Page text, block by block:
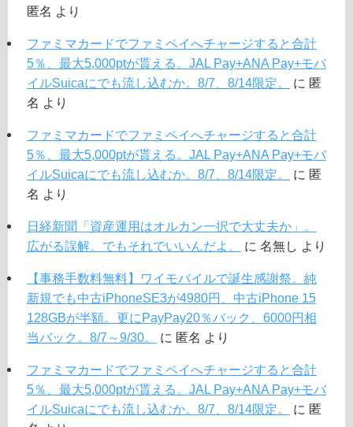
匿名 より
ファミマカードでファミペイへチャージすると合計
5％、最大5,000ptが貰える。JAL Pay+ANA Pay+モバ
イルSuicaにでも流し込むか。8/7、8/14限定。
に 匿
名 より
ファミマカードでファミペイへチャージすると合計
5％、最大5,000ptが貰える。JAL Pay+ANA Pay+モバ
イルSuicaにでも流し込むか。8/7、8/14限定。
に 匿
名 より
日経新聞「資産運用はオルカン一択で大丈夫か」。
広がる誤解。でもそれでいいんだよ。
に 名無し より
【事務手数料無料】ワイモバイルで誕生感謝祭。純
新規でも中古iPhoneSE3が4980円、中古iPhone 15
128GBが半額。更にPayPay20％バック、6000円相
当バック。8/7～9/30。
に 匿名 より
ファミマカードでファミペイへチャージすると合計
5％、最大5,000ptが貰える。JAL Pay+ANA Pay+モバ
イルSuicaにでも流し込むか。8/7、8/14限定。
に 匿